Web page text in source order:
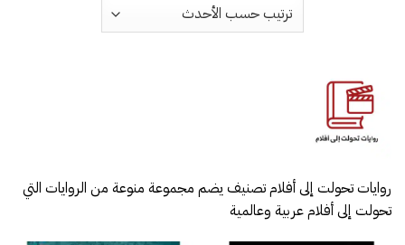
روايات تحولت إلى أفلام تصنيف يضم مجموعة منوعة من الروايات التي
تحولت إلى أفلام عربية وعالمية